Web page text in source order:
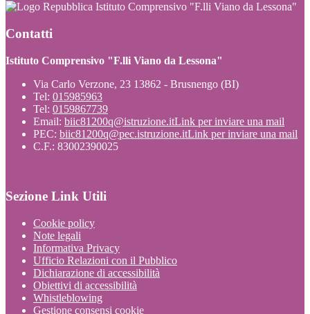
Istituto Comprensivo "F.lli Viano da Lessona"
Contatti
Istituto Comprensivo "F.lli Viano da Lessona"
Via Carlo Verzone, 23 13862 - Brusnengo (BI)
Tel: 015985963
Tel: 0159867739
Email: biic81200q@istruzione.itLink per inviare una mail
PEC: biic81200q@pec.istruzione.itLink per inviare una mail
C.F.: 83002390025
Sezione Link Utili
Cookie policy
Note legali
Informativa Privacy
Ufficio Relazioni con il Pubblico
Dichiarazione di accessibilità
Obiettivi di accessibilità
Whistleblowing
Gestione consensi cookie